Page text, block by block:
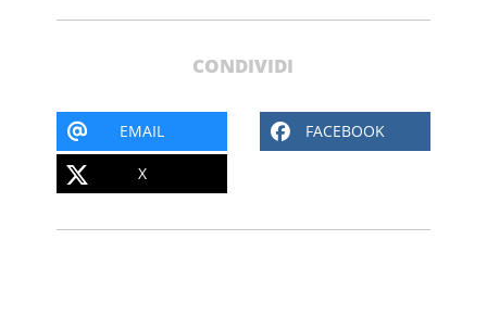
CONDIVIDI
EMAIL FACEBOOK
X